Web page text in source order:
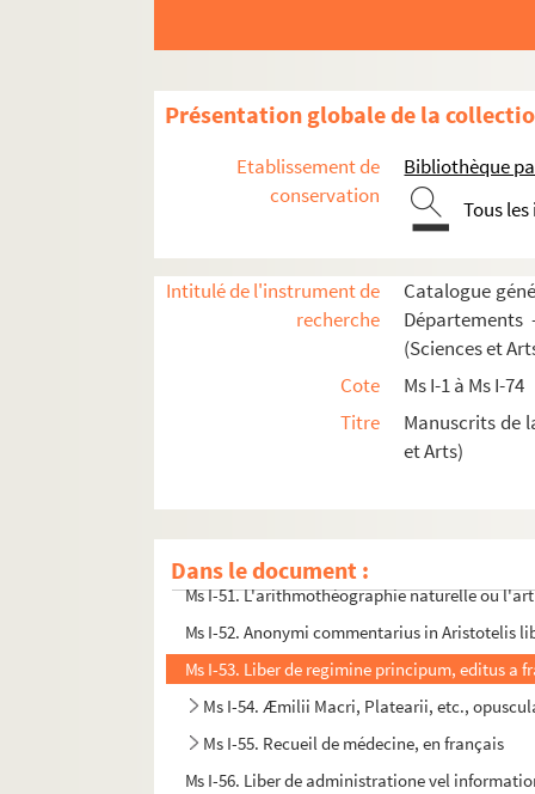
Présentation globale de la
Etablissement de
conservation
Bibliothèque
Tous
Intitulé de l'instrument de
recherche
Catalogue
(Sciences et
Cote
Ms I-1 à Ms I-74
Titre
Manuscrits de
et Arts)
Dans le document :
Ms I-40. Aristotelis Ethicorum libri X.
Ms I-43. Botanique
Ms I-43 *. Extraits de manuscrits relatifs à la
Ms I-44. Fundamenta Botanica, Rothomagi,
Ms I-44 a. Leturquier de Longchamps.
Ms I-45. Bartholomaei de Glanvilla. Liber de
Ms I-46. Aristotelis Topica et Analytica
Ms I-47. Cours de Chimie
Ms I-48. Livre de la moralité des nobles et
Ms I-50. Dissertation sur les fièvres
Ms I-51. L'arithmothéographie naturelle ou l'art
Ms I-52. Anonymi commentarius in Aristotelis
Ms I-53. Liber de regimine principum, editus
Ms I-54. Æmilii Macri, Platearii, etc.,
Ms I-55. Recueil de médecine, en français
Ms I-56. Liber de administratione vel